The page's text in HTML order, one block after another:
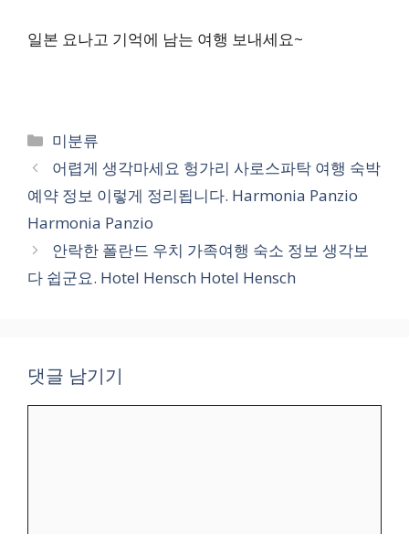
일본 요나고 기억에 남는 여행 보내세요~
카
테
고
리
미분류
어렵게 생각마세요 헝가리 사로스파탁 여행 숙박
예약 정보 이렇게 정리됩니다. Harmonia Panzio
Harmonia Panzio
안락한 폴란드 우치 가족여행 숙소 정보 생각보
다 쉽군요. Hotel Hensch Hotel Hensch
댓글 남기기